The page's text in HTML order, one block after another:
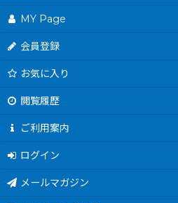
MY Page
会員登録
お気に入り
閲覧履歴
ご利用案内
ログイン
メールマガジン